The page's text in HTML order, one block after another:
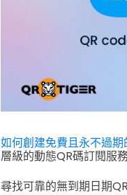
如何創建免費且永不過期
層級的動態QR碼訂閱服
尋找可靠的無到期日期